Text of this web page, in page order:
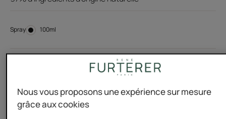
Spray Spray
100ml
Type de cheveux
Nous vous proposons une expérience sur mesure
grâce aux cookies